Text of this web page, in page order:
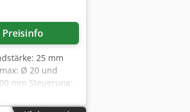
Preisinfo
25 mm
Ø 20 und
mm Steuerung:
mm
Rohren,